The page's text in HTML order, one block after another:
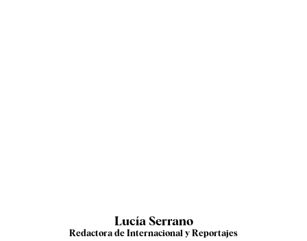
Lucía Serrano
Redactora de Internacional y Reportajes